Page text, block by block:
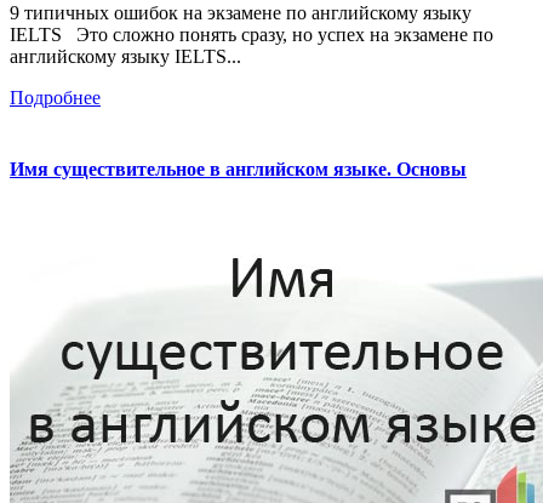
9 типичных ошибок на экзамене по английскому языку
IELTS Это сложно понять сразу, но успех на экзамене по
английскому языку IELTS...
Подробнее
Имя существительное в английском языке. Основы